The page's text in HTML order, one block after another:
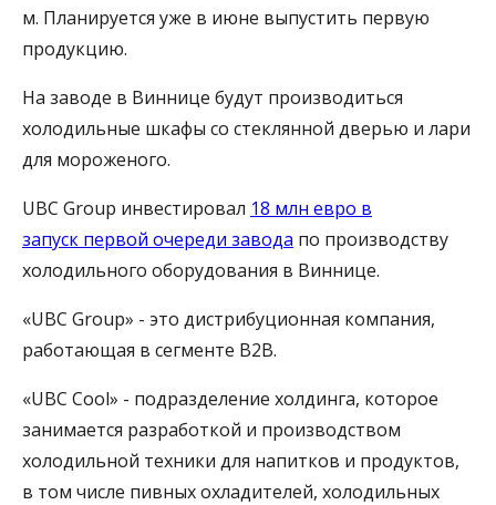
м. Планируется уже в июне выпустить первую
продукцию.
На заводе в Виннице будут производиться
холодильные шкафы со стеклянной дверью и лари
для мороженого.
UBC Group инвестировал 18 млн евро в
запуск первой очереди завода по производству
холодильного оборудования в Виннице.
«UBC Group» - это дистрибуционная компания,
работающая в сегменте B2B.
«UBC Сool» - подразделение холдинга, которое
занимается разработкой и производством
холодильной техники для напитков и продуктов,
в том числе пивных охладителей, холодильных